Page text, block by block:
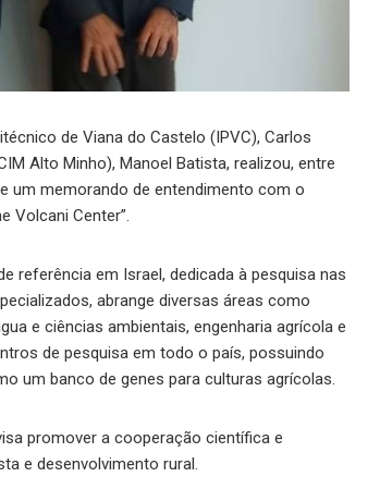
de Viana do Castelo (IPVC), Carlos
Alto Minho), Manoel Batista, realizou, entre
um memorando de entendimento com o
Volcani Center”.
referência em Israel, dedicada à pesquisa nas
abrange diversas áreas como
e ciências ambientais, engenharia agrícola e
de pesquisa em todo o país, possuindo
um banco de genes para culturas agrícolas.
promover a cooperação científica e
e desenvolvimento rural.